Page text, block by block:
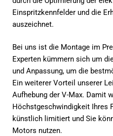
Einspritzkennfelder und die
auszeichnet.
Bei uns ist die Montage im
Experten kümmern sich um
und Anpassung, um die
Ein weiterer Vorteil unserer
Aufhebung der V-Max. Damit
Höchstgeschwindigkeit Ihres
künstlich limitiert und Sie
Motors nutzen.